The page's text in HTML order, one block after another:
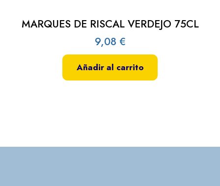
MARQUES DE RISCAL VERDEJO 75CL
9,08 €
Añadir al carrito